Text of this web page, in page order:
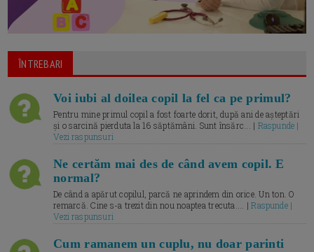
ÎNTREBARI
Voi iubi al doilea copil la fel ca pe primul?
Pentru mine primul copil a fost foarte dorit, după ani de așteptări
și o sarcină pierduta la 16 săptămâni. Sunt însărc... | Raspunde |
Vezi raspunsuri
Ne certăm mai des de când avem copil. E
normal?
De când a apărut copilul, parcă ne aprindem din orice. Un ton. O
remarcă. Cine s-a trezit din nou noaptea trecuta.... |Raspunde |
Vezi raspunsuri
Cum ramanem un cuplu, nu doar parinti